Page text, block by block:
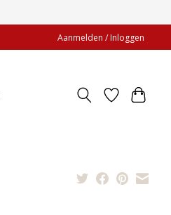
Aanmelden / Inloggen